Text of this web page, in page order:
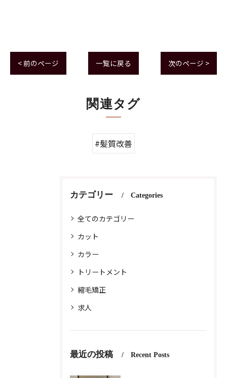
< 前のページ 一覧に戻る 次のページ >
関連タグ
#髪質改善
カテゴリー Categories
全てのカテゴリー
カット
カラー
トリートメント
縮毛矯正
求人
最近の投稿 Recent Posts